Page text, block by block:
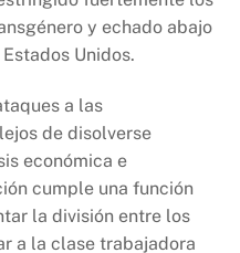
y echado abajo
Unidos.
a las
de disolverse
económica e
cumple una función
la división entre los
a la clase trabajadora